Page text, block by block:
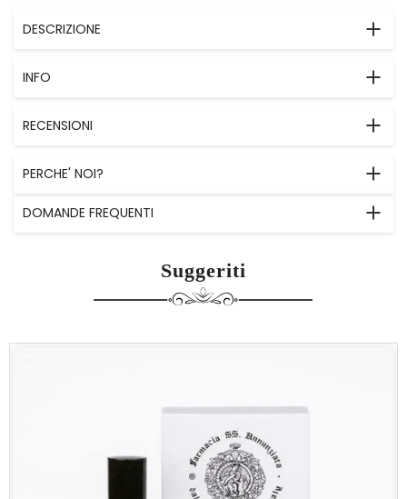
DESCRIZIONE
INFO
RECENSIONI
PERCHE' NOI?
DOMANDE FREQUENTI
Suggeriti